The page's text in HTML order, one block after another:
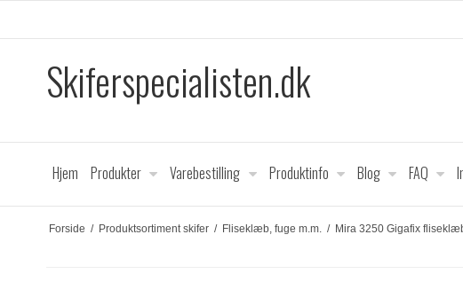
Skiferspecialisten.dk
Hjem Produkter Varebestilling Produktinfo Blog FAQ
Forside / Produktsortiment skifer / Fliseklæb, fuge m.m. / Mira 3250 Gigafix